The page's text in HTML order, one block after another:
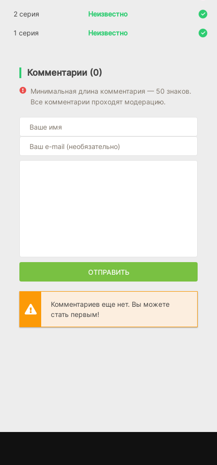
2 серия Неизвестно
1 серия Неизвестно
Комментарии (0)
Минимальная длина комментария — 50 знаков.
Все комментарии проходят модерацию.
ОТПРАВИТЬ
Комментариев еще нет. Вы можете
стать первым!